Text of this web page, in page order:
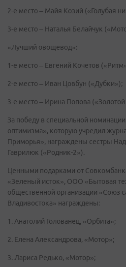
2-е место – Майя Козий («Голубая
3-е место – Наталья Белайчук
«Лучший овощевод»:
1-е место – Евгений Кочетов
2-е место – Иван Цовбун («Дубки»);
3-е место – Ирина Попова
За победу в специальной
оптимизма», которую учредил
Приморья», награждены сестры
Гаврилюк («Родник-2»).
Ценными подарками от
«Зеленый исток», ООО «Бытовая
общественной организации «Союз
Владивостока» награждены:
1. Анатолий Голованец, «Орбита»;
2. Елена Александрова, «Мотор»;
3. Лариса Редько, «Мотор»;